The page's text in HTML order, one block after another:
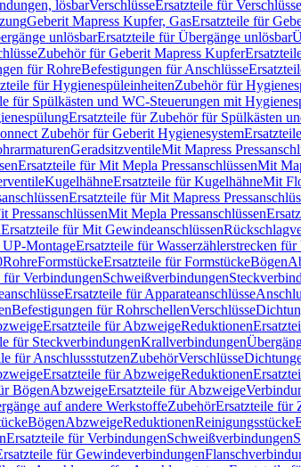
lösbarVerschlüsseErsatzteile für Verschlüsse
Geberit Mapress Kupfer, GasErsatzteile für
unlösbarErsatzteile für Übergänge unlösbar
Zubehör für Geberit Mapress Kupfer
für RohreBefestigungen für Anschlüsse
für HygienespüleinheitenZubehör für
für Spülkästen und WC-Steuerungen mit
Ersatzteile für Zubehör für Spülkästen
Zubehör für Geberit Hygienesystem
GeradsitzventileMit Mapress
Ersatzteile für Mit Mepla PressanschlüssenMit
KugelhähneErsatzteile für KugelhähneMit
Ersatzteile für Mit Mapress
Mit Mepla Pressanschlüssen
Ersatzteile für Mit Gewindeanschlüssen
UP-MontageErsatzteile für Wasserzählerstrecken
RohreFormstückeErsatzteile für FormstückeBögen
für VerbindungenSchweißverbindungen
Ersatzteile für Apparateanschlüsse
Befestigungen für RohrschellenVerschlüsse
Ersatzteile für AbzweigeReduktionen
für SteckverbindungenKrallverbindungen
für AnschlussstutzenZubehörVerschlüsse
Ersatzteile für AbzweigeReduktionen
BögenAbzweigeErsatzteile für Abzweige
auf andere WerkstoffeZubehörErsatzteile für
BögenAbzweigeReduktionenReinigungsstücke
Ersatzteile für VerbindungenSchweißverbindungen
für Gewindeverbindungen